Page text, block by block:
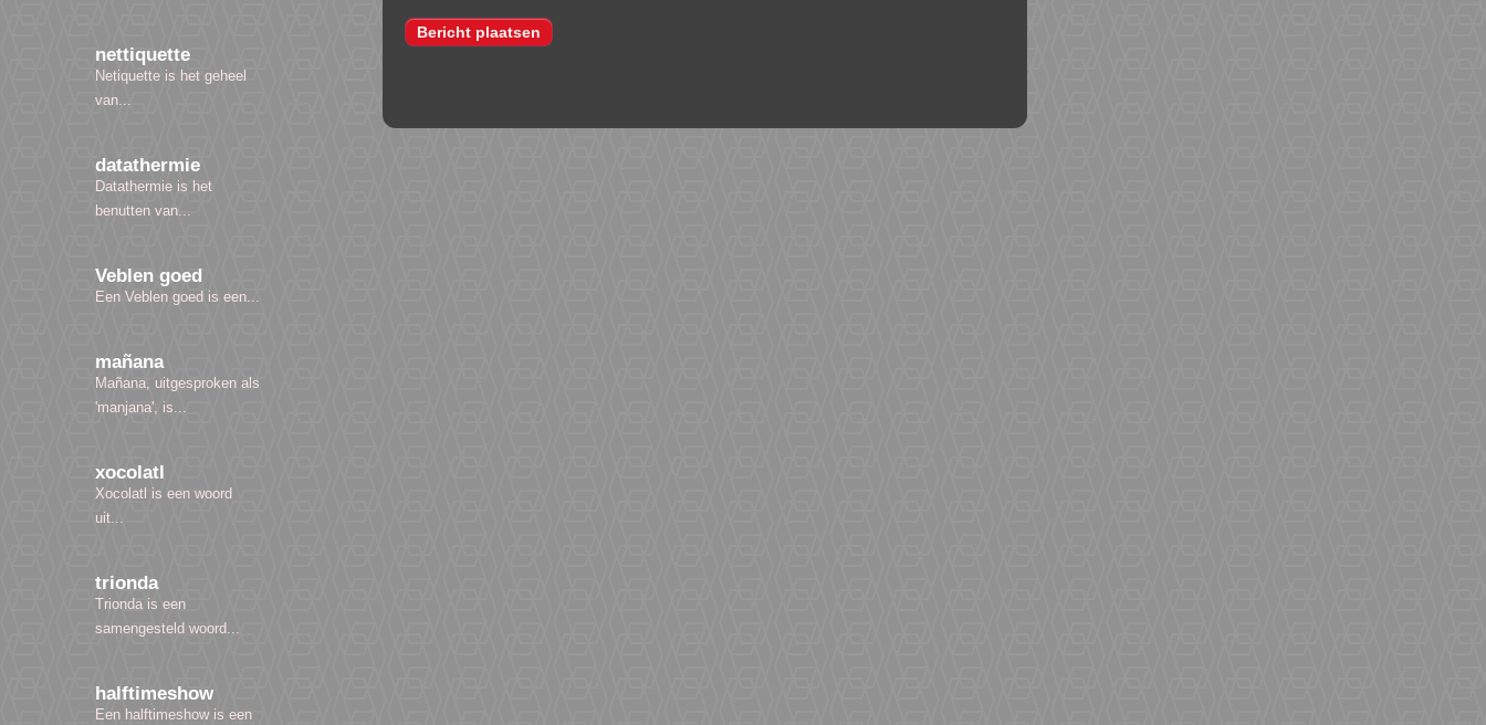
nettiquette
Netiquette is het geheel
van...
datathermie
Datathermie is het
benutten van...
Veblen goed
Een Veblen goed is een...
mañana
Mañana, uitgesproken als
'manjana', is...
xocolatl
Xocolatl is een woord
uit...
trionda
Trionda is een
samengesteld woord...
halftimeshow
Een halftimeshow is een